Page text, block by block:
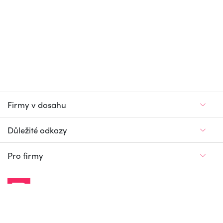
Firmy v dosahu
Důležité odkazy
Pro firmy